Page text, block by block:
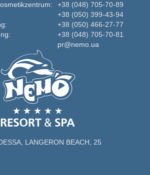
+38 (048) 705-70-89
+38 (050) 399-43-94
+38 (050) 466-27-77
+38 (048) 705-70-81
pr@nemo.ua
LANGERON BEACH, 25